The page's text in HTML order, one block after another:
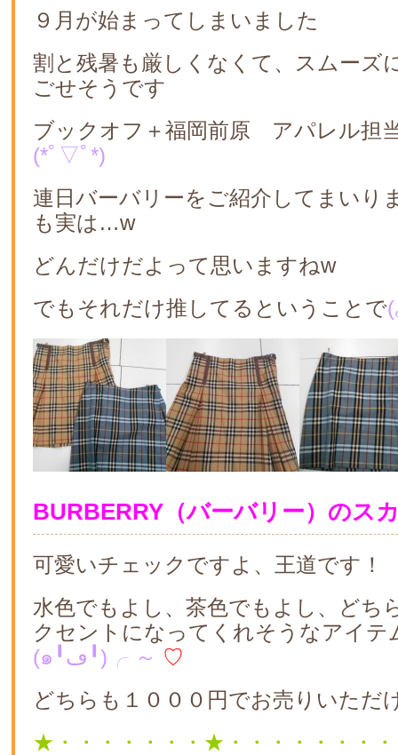
９月が始まってしまいました
割と残暑も厳しくなくて、スムーズ
ごせそうです
ブックオフ＋福岡前原 アパレル担
(*ﾟ▽ﾟ*)
連日バーバリーをご紹介してまいり
も実は…w
どんだけだよって思いますねw
でもそれだけ推してるということで
BURBERRY（バーバリー）のス
可愛いチェックですよ、王道です！
水色でもよし、茶色でもよし、どち
クセントになってくれそうなアイテ
(๑╹ڡ╹)╭ ～ ♡
どちらも１０００円でお売りいただ
★・・・・・・・★・・・・・・・・